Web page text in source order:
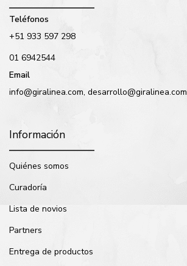
Teléfonos
+51 933 597 298
01 6942544
Email
info@giralinea.com, desarrollo@giralinea.com
Información
Quiénes somos
Curadoría
Lista de novios
Partners
Entrega de productos